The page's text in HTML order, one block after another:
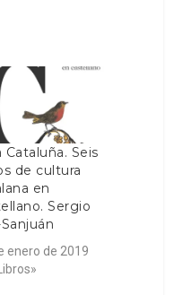
Cataluña. Seis
de cultura
en
Sergio
enero de 2019